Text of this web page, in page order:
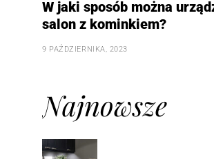
W jaki sposób można
salon z kominkiem?
9 PAŹDZIERNIKA, 2023
Najnowsze